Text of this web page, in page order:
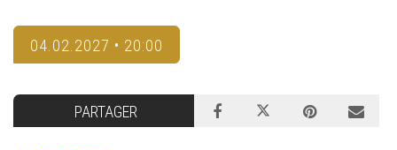
04.02.2027 • 20:00
PARTAGER